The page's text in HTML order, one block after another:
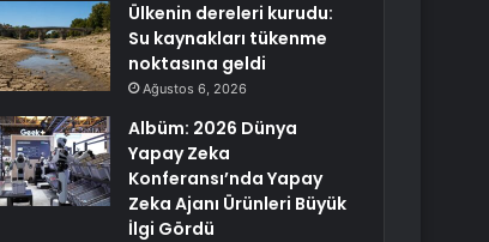
Ülkenin dereleri kurudu:
Su kaynakları tükenme
noktasına geldi
Ağustos 6, 2026
Albüm: 2026 Dünya
Yapay Zeka
Konferansı’nda Yapay
Zeka Ajanı Ürünleri Büyük
İlgi Gördü